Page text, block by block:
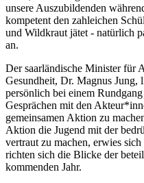
unsere Auszubildenden
kompetent den zahleichen
und Wildkraut jätet - natürlich
an.
Der saarländische Minister für
Gesundheit, Dr. Magnus Jung,
persönlich bei einem
Gesprächen mit den
gemeinsamen Aktion zu
Aktion die Jugend mit der
vertraut zu machen, erwies
richten sich die Blicke der
kommenden Jahr.